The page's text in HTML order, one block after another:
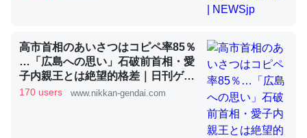
これを元に考えるとカルシウムを大量に使う脊椎動物と貝
類は苦労してるんだな…。腹足類だと殻を無くしてナメク
ジになったり努力してるし。
─ニュース :: 【研究発表】昆虫学の大問題＝「昆虫はなぜ海にいな
高市首相のあいさつはコピペ率85％
…「広島への思い」石破前首相・愛
子内親王とは絶望的格差｜日刊ゲン
ダイDIGITAL
170 users www.nikkan-gendai.com